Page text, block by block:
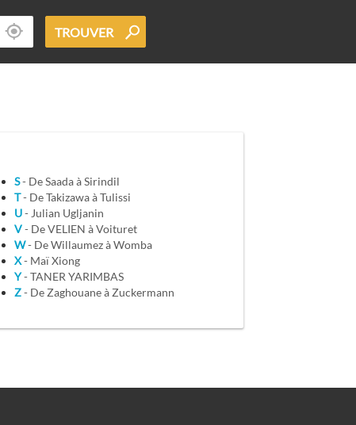
TROUVER
S
- De Saada à Sirindil
T
- De Takizawa à Tulissi
U
- Julian Ugljanin
V
- De VELIEN à Voituret
W
- De Willaumez à Womba
X
- Maï Xiong
Y
- TANER YARIMBAS
Z
- De Zaghouane à Zuckermann